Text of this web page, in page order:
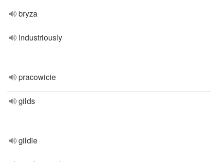
bryza
industriously
pracowicie
gilds
gildie